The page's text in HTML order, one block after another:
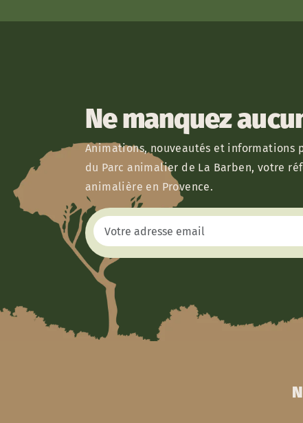
Ne manquez
Animations, nouveautés et informations
du Parc animalier de La Barben, votre
animalière en Provence.